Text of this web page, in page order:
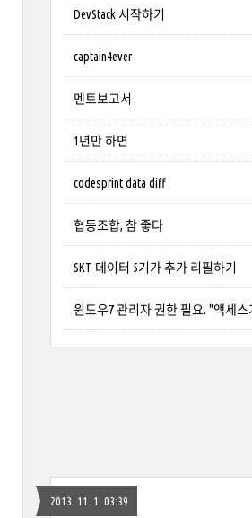
DevStack 시작하기
captain4ever
멘토보고서
1년만 하면
codesprint data diff
협동조합, 참 좋다
SKT 데이터 5기가 추가 리필하기
윈도우7 관리자 권한 필요. "액세
2013. 11. 1. 03:39